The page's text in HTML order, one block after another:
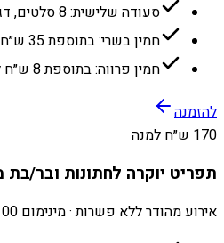
סעודה שלישית: 8 סלטים, דג מטוגן, פשטידת השף
חמין בשרי: בתוספת 35 ש״ח למנה
חמין פרווה: בתוספת 8 ש״ח לאדם
להזמנה
170 ש״ח למנה
תפריט יוקרה לחתונות ובר/בת
אירוע מהודר ללא פשרות · מינימום 100 מנות